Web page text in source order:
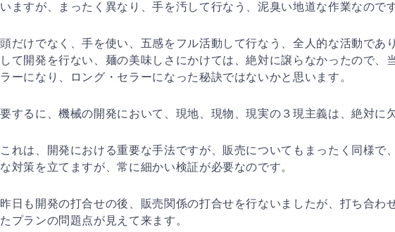
いますが、まったく異なり、手を汚して行なう、泥臭い地道な作業なので
頭だけでなく、手を使い、五感をフル活動して行なう、全 人的な活動であ
して開発を行ない、麺の美味しさにかけては、絶対に譲らなかったので、
ラーになり、ロング・セラーに なった秘訣ではないかと思います。
要するに、機械の開発において、現地、現物、現実の３現 主義は、絶対に
これは、開発における重要な手法ですが、販売についても まったく同様で
な対策を立てますが、常に細かい検証が必要なのです。
昨日も開発の打合せの後、販売関係の打合せを行ないまし たが、打ち合わ
たプランの問題 点が見えて来ます。